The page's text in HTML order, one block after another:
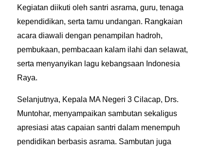
Kegiatan diikuti oleh santri asrama, guru, tenaga
kependidikan, serta tamu undangan. Rangkaian
acara diawali dengan penampilan hadroh,
pembukaan, pembacaan kalam ilahi dan selawat,
serta menyanyikan lagu kebangsaan Indonesia
Raya.
Selanjutnya, Kepala MA Negeri 3 Cilacap, Drs.
Muntohar, menyampaikan sambutan sekaligus
apresiasi atas capaian santri dalam menempuh
pendidikan berbasis asrama. Sambutan juga